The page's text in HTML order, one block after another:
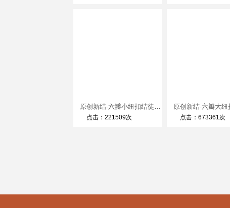
原创新结-六瓣小纽扣结徒手教程
点击：221509次 点击：673361次